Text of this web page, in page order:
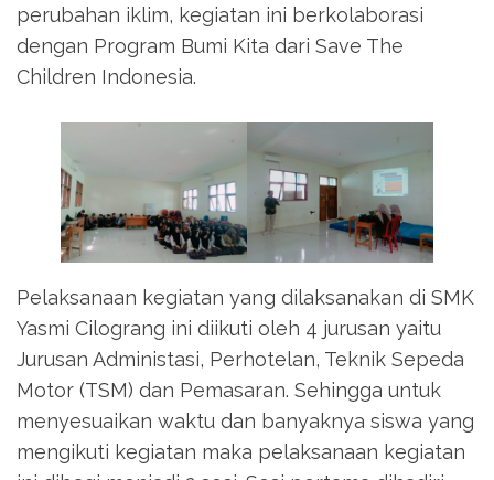
perubahan iklim, kegiatan ini berkolaborasi
dengan Program Bumi Kita dari Save The
Children Indonesia.
Pelaksanaan kegiatan yang dilaksanakan di SMK
Yasmi Cilograng ini diikuti oleh 4 jurusan yaitu
Jurusan Administasi, Perhotelan, Teknik Sepeda
Motor (TSM) dan Pemasaran. Sehingga untuk
menyesuaikan waktu dan banyaknya siswa yang
mengikuti kegiatan maka pelaksanaan kegiatan